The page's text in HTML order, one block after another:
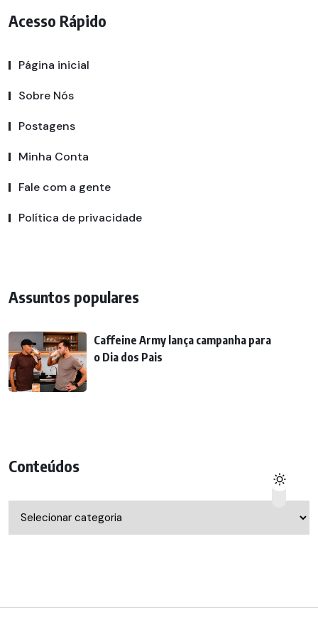
Acesso Rápido
Página inicial
Sobre Nós
Postagens
Minha Conta
Fale com a gente
Política de privacidade
Assuntos populares
Caffeine Army lança campanha para
o Dia dos Pais
Conteúdos